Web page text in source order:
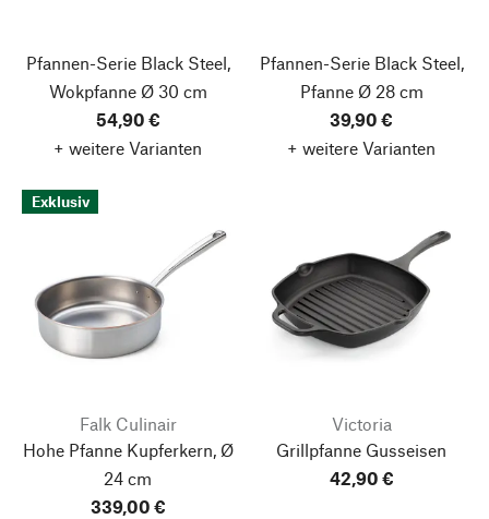
Pfannen-Serie Black Steel,
Wokpfanne Ø 30 cm
54,90 €
+ weitere Varianten
Pfannen-Serie Black Steel,
Pfanne Ø 28 cm
39,90 €
+ weitere Varianten
Exklusiv
Falk Culinair
Hohe Pfanne Kupferkern, Ø
24 cm
339,00 €
Victoria
Grillpfanne Gusseisen
42,90 €